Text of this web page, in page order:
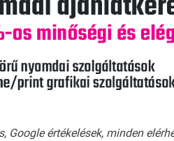
Google értékelések, minden